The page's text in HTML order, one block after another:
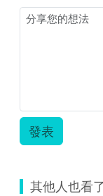
發表
其他人也看